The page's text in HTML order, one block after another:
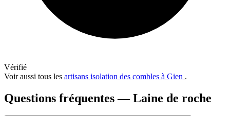
Vérifié
Voir aussi tous les artisans isolation des combles à Gien .
Questions fréquentes — Laine de roche